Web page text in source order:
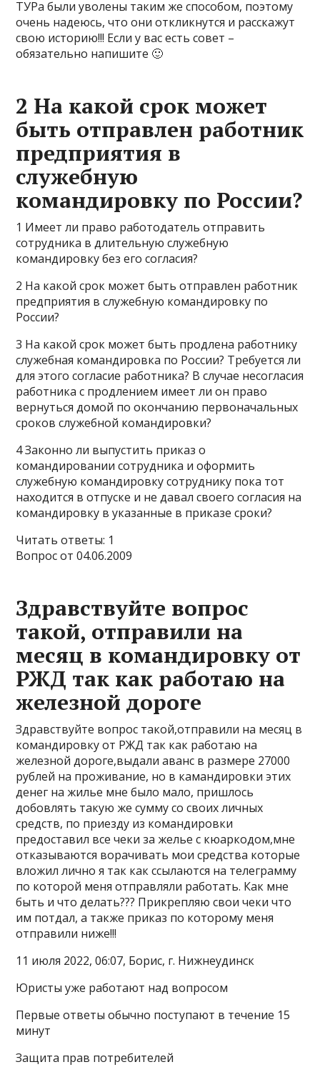
ТУРа были уволены таким же способом, поэтому
очень надеюсь, что они откликнутся и расскажут
свою историю!!! Если у вас есть совет –
обязательно напишите 🙂
2 На какой срок может
быть отправлен работник
предприятия в
служебную
командировку по России?
1 Имеет ли право работодатель отправить
сотрудника в длительную служебную
командировку без его согласия?
2 На какой срок может быть отправлен работник
предприятия в служебную командировку по
России?
3 На какой срок может быть продлена работнику
служебная командировка по России? Требуется ли
для этого согласие работника? В случае несогласия
работника с продлением имеет ли он право
вернуться домой по окончанию первоначальных
сроков служебной командировки?
4 Законно ли выпустить приказ о
командировании сотрудника и оформить
служебную командировку сотруднику пока тот
находится в отпуске и не давал своего согласия на
командировку в указанные в приказе сроки?
Читать ответы: 1
Вопрос от 04.06.2009
Здравствуйте вопрос
такой, отправили на
месяц в командировку от
РЖД так как работаю на
железной дороге
Здравствуйте вопрос такой,отправили на месяц в
командировку от РЖД так как работаю на
железной дороге,выдали аванс в размере 27000
рублей на проживание, но в камандировки этих
денег на жилье мне было мало, пришлось
добовлять такую же сумму со своих личных
средств, по приезду из командировки
предоставил все чеки за желье с кюаркодом,мне
отказываются ворачивать мои средства которые
вложил лично я так как ссылаются на телеграмму
по которой меня отправляли работать. Как мне
быть и что делать??? Прикрепляю свои чеки что
им потдал, а также приказ по которому меня
отправили ниже!!!
11 июля 2022, 06:07, Борис, г. Нижнеудинск
Юристы уже работают над вопросом
Первые ответы обычно поступают в течение 15
минут
Защита прав потребителей